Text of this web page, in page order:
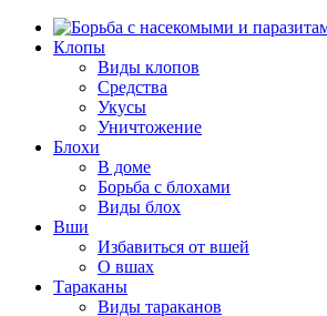
Клопы
Виды клопов
Средства
Укусы
Уничтожение
Блохи
В доме
Борьба с блохами
Виды блох
Вши
Избавиться от вшей
О вшах
Тараканы
Виды тараканов